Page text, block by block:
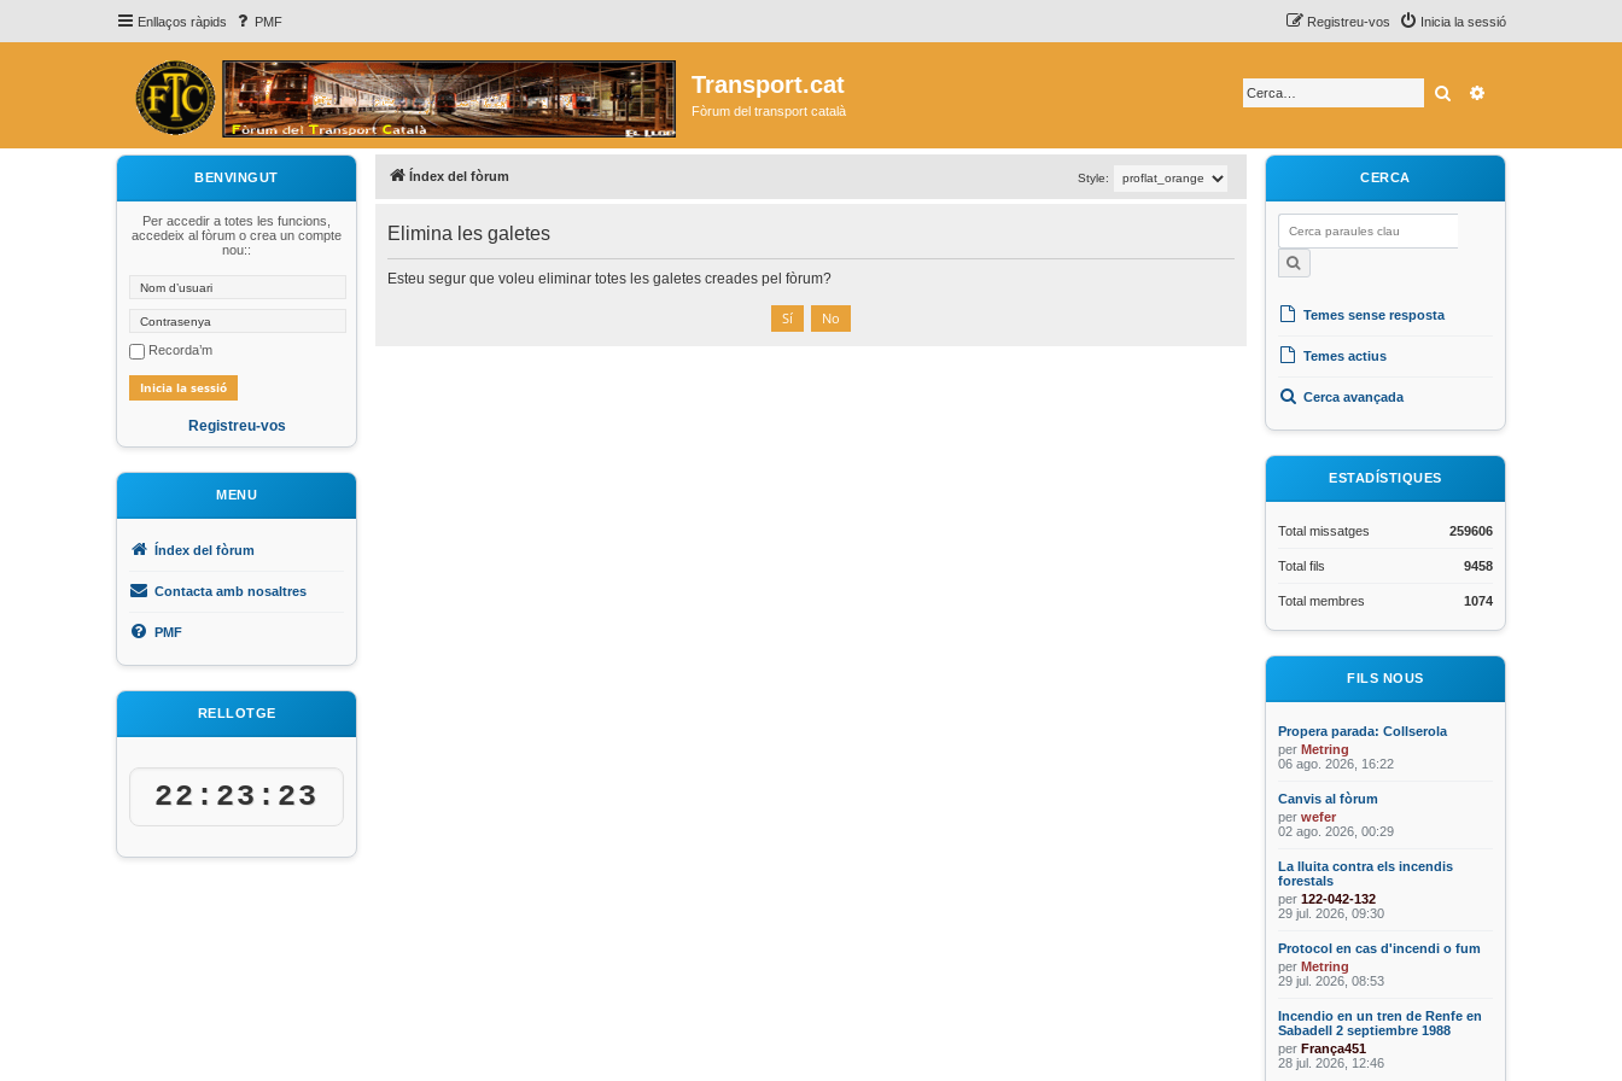
Enllaços ràpids PMF Inicia la sessió
Registreu-vos
Transport.cat
Fòrum del transport català
Cerca
BENVINGUT
Per accedir a totes les funcions,
accedeix al fòrum o crea un compte
nou::
Recorda’m
Registreu-vos
MENU
Índex del fòrum
Contacta amb nosaltres
PMF
RELLOTGE
22:23:23
Índex del fòrum Style:
Elimina les galetes
Esteu segur que voleu eliminar totes les galetes creades pel fòrum?
CERCA
Temes sense resposta
Temes actius
Cerca avançada
ESTADÍSTIQUES
Total missatges 259606
Total fils 9458
Total membres 1074
FILS NOUS
Propera parada: Collserola
per Metring
06 ago. 2026, 16:22
Canvis al fòrum
per wefer
02 ago. 2026, 00:29
La lluita contra els incendis
forestals
per 122-042-132
29 jul. 2026, 09:30
Protocol en cas d'incendi o fum
per Metring
29 jul. 2026, 08:53
Incendio en un tren de Renfe en
Sabadell 2 septiembre 1988
per França451
28 jul. 2026, 12:46